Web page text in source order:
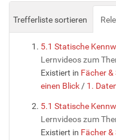
Trefferliste sortieren
5.1 Statische
Lernvideos zum
Existiert in Fächer
einen Blick / 1.
5.1 Statische
Lernvideos zum
Existiert in Fächer